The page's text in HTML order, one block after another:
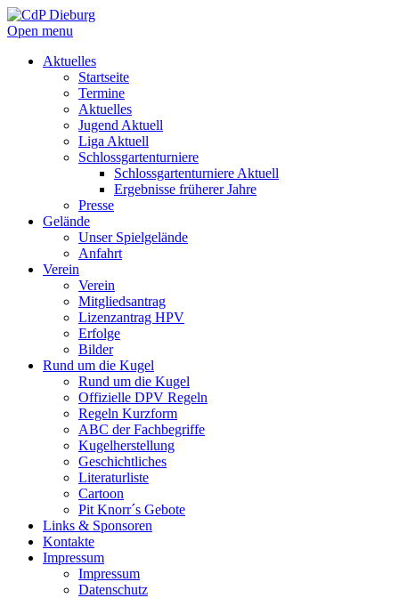
Open menu
Aktuelles
Startseite
Termine
Aktuelles
Jugend Aktuell
Liga Aktuell
Schlossgartenturniere
Schlossgartenturniere Aktuell
Ergebnisse früherer Jahre
Presse
Gelände
Unser Spielgelände
Anfahrt
Verein
Verein
Mitgliedsantrag
Lizenzantrag HPV
Erfolge
Bilder
Rund um die Kugel
Rund um die Kugel
Offizielle DPV Regeln
Regeln Kurzform
ABC der Fachbegriffe
Kugelherstellung
Geschichtliches
Literaturliste
Cartoon
Pit Knorr´s Gebote
Links & Sponsoren
Kontakte
Impressum
Impressum
Datenschutz